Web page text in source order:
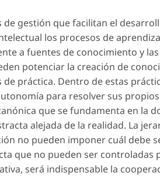
de gestión que facilitan el
los procesos de
a fuentes de conocimiento y
potenciar la creación de
práctica. Dentro de estas
para resolver sus
que se fundamenta en la
alejada de la realidad. La
no pueden imponer cuál debe
que no pueden ser controladas
será indispensable la